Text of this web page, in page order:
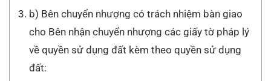
b) Bên chuyển nhượng có trách nhiệm bàn giao
cho Bên nhận chuyển nhượng các giấy tờ pháp lý
về quyền sử dụng đất kèm theo quyền sử dụng
đất: